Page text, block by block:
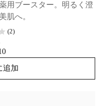
用ブースター。明るく澄
肌へ。
(2)
追加